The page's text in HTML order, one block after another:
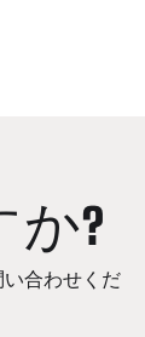
か?
合わせくだ